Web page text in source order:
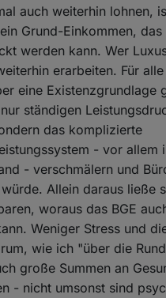
auch weiterhin lohnen,
Grund-Einkommen,
werden kann. Wer
erarbeiten. Für
eine Existenzgrundlage
ständigen
das komplizierte
- vor allem
- verschmälern und
Allein daraus ließe
woraus das BGE
Weniger Stress und
wie ich "über die
große Summen an
- nicht umsonst sind